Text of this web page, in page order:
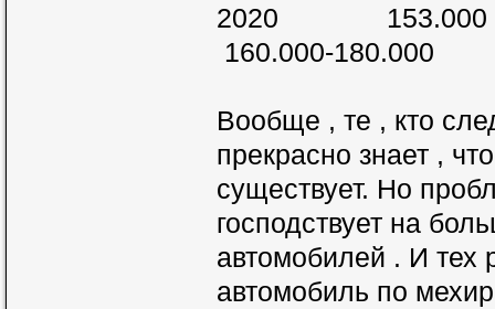
2020
160.000-180.000
Вообще , те , кто
прекрасно знает ,
существует. Но
господствует на
автомобилей . И тех
автомобиль по